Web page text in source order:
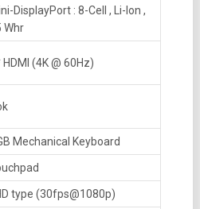
DisplayPort : 8-Cell , Li-Ion ,
Whr
HDMI (4K @ 60Hz)
Mechanical Keyboard
type (30fps@1080p)